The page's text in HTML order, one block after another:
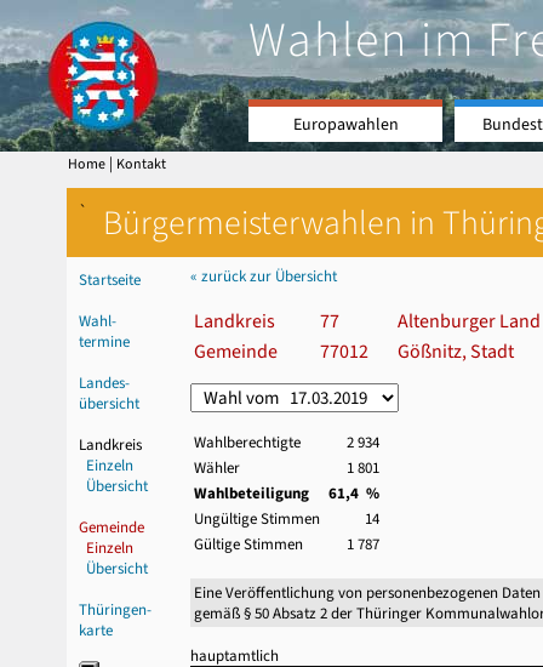
Wahlen im
Europawahlen
Home | Kontakt
` Bürgermeisterwahlen in
Startseite
Wahl-
termine
Landes-
übersicht
Landkreis
Einzeln
Übersicht
Gemeinde
Einzeln
Übersicht
Thüringen-
karte
« zurück zur Übersicht
Landkreis 77
Altenburger Land
Gemeinde
77012 Gößnitz, Stadt
Wahlberechtigte
2 934
Wähler
1 801
Wahlbeteiligung
61,4 %
Ungültige Stimmen
14
Gültige Stimmen
1 787
Eine Veröffentlichung von personenbezogenen
gemäß § 50 Absatz 2 der Thüringer
hauptamtlich